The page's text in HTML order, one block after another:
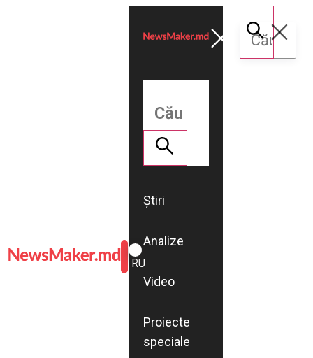
ROMÂNĂ
RU
Știri
Analize
Video
Proiecte
speciale